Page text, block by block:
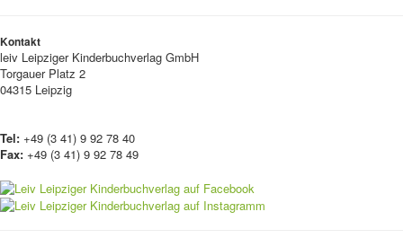
Kontakt
leiv Leipziger Kinderbuchverlag GmbH
Torgauer Platz 2
04315 Leipzig
Tel: +49 (3 41) 9 92 78 40
Fax: +49 (3 41) 9 92 78 49